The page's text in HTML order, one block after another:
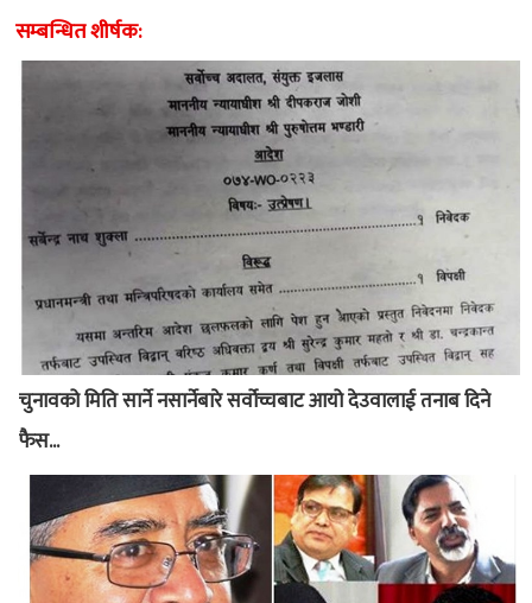
सम्बन्धित शीर्षक:
चुनावको मिति सार्ने नसार्नेबारे सर्वोच्चबाट आयो देउवालाई तनाब दिने
फैस...